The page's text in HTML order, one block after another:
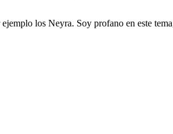
los Neyra. Soy profano en este